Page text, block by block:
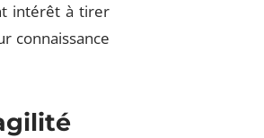
intérêt à tirer
connaissance